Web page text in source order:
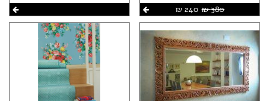
380 ‏₪
240 ‏₪